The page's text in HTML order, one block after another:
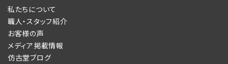
私たちについて
職人・スタッフ紹介
お客様の声
メディア掲載情報
仿古堂ブログ